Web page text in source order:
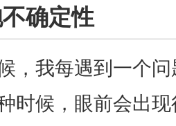
确定性
，我每遇到一个
时候，眼前会出